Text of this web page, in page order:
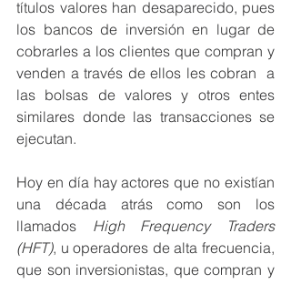
títulos valores han desaparecido, pues
los bancos de inversión en lugar de
cobrarles a los clientes que compran y
venden a través de ellos les cobran  a
las bolsas de valores y otros entes
similares donde las transacciones se
ejecutan.
Hoy en día hay actores que no existían
una década atrás como son los
llamados High Frequency Traders
(HFT), u operadores de alta frecuencia,
que son inversionistas, que compran y